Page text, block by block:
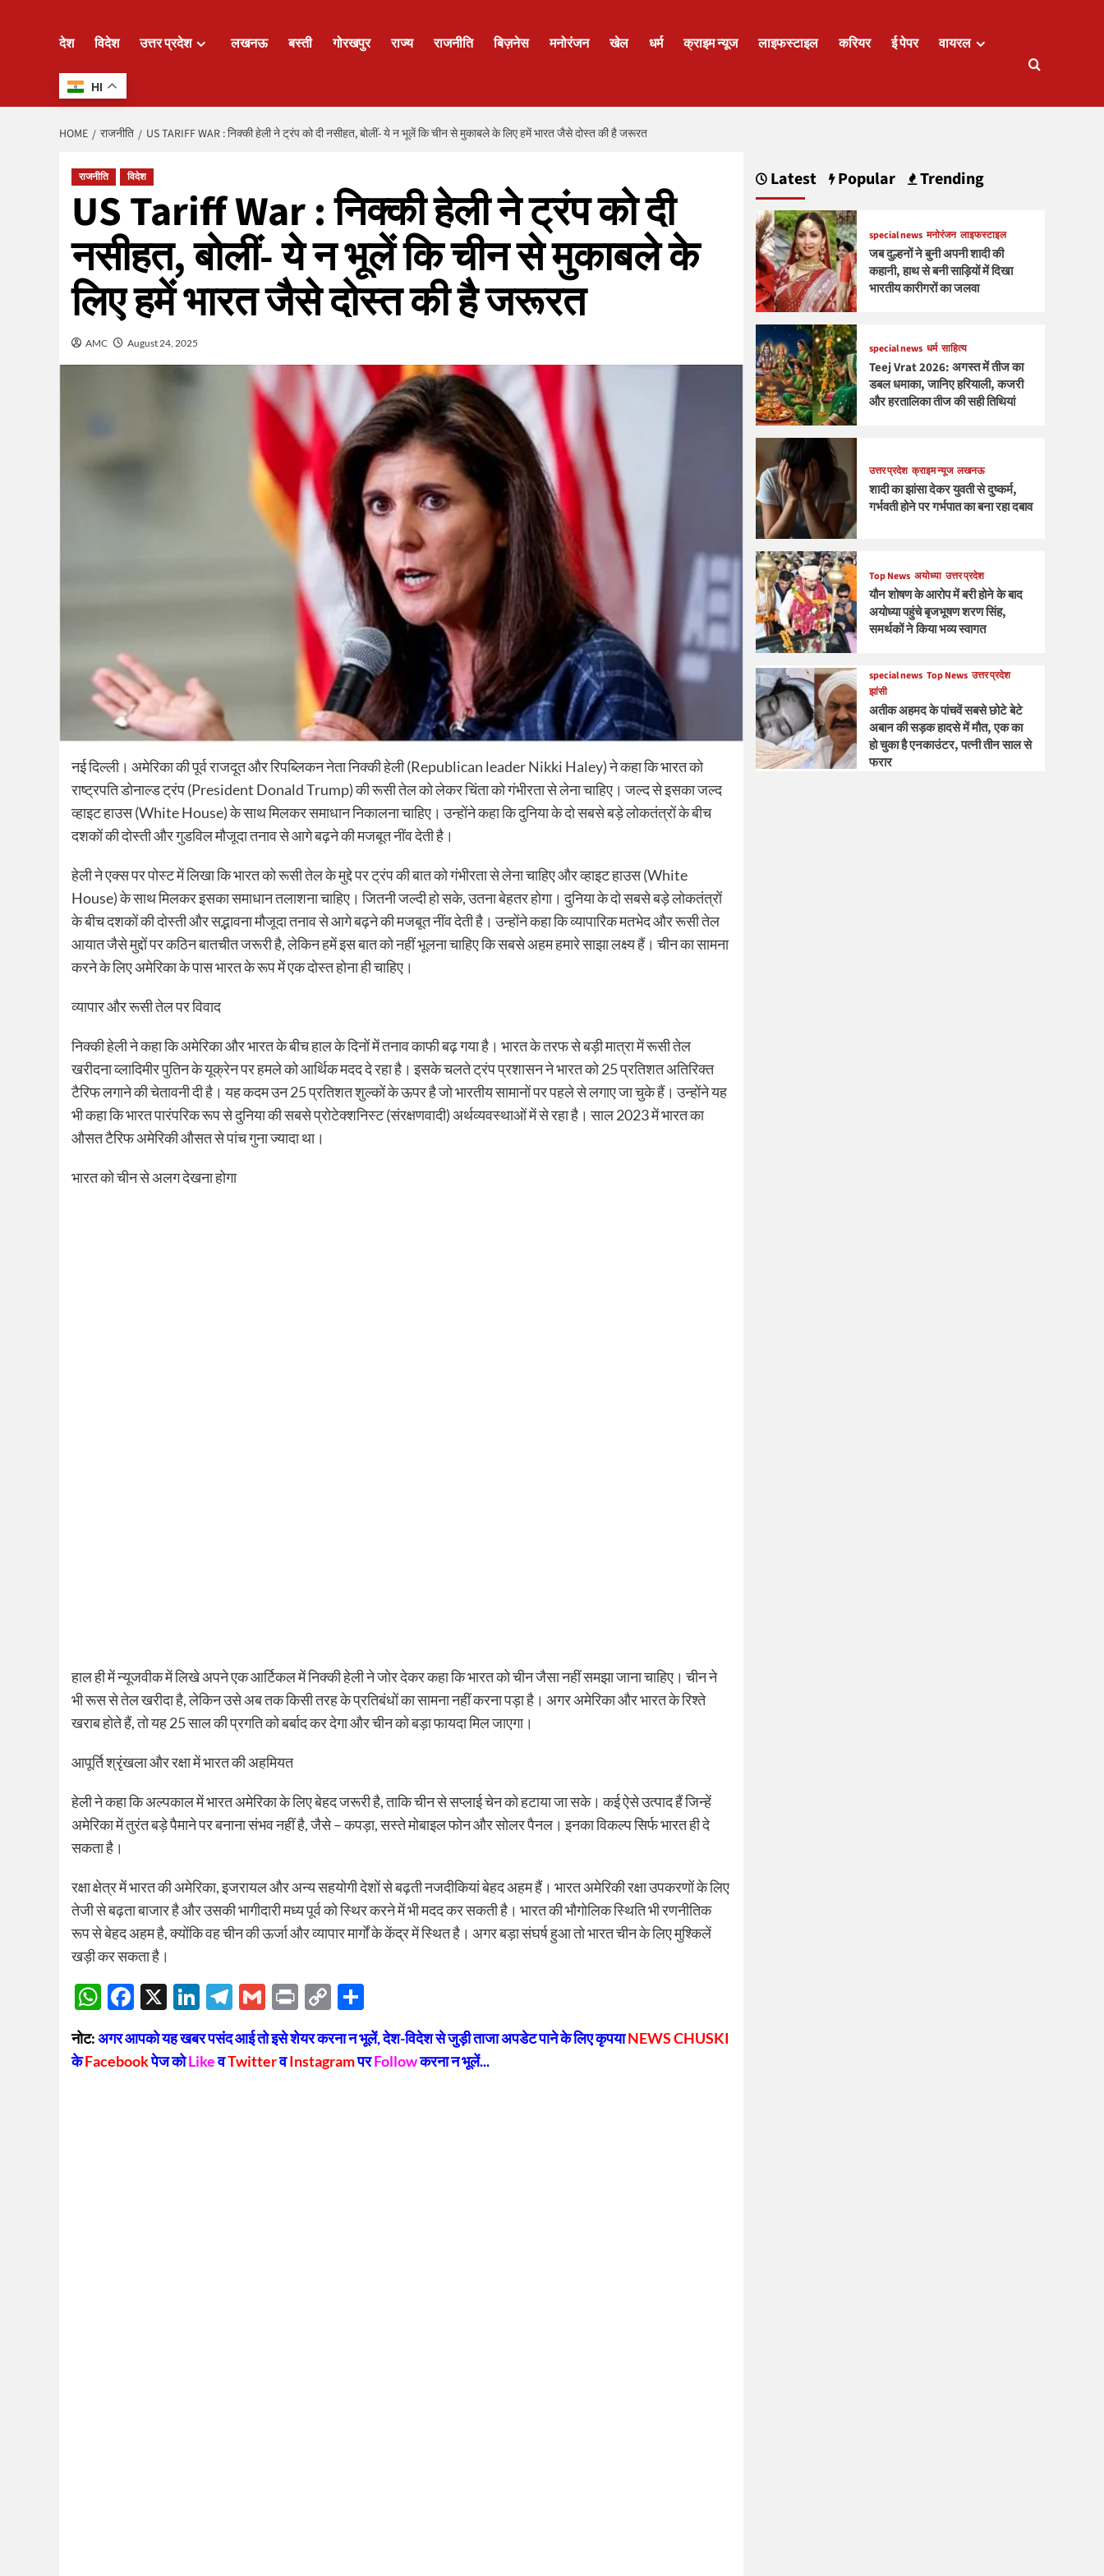
देश विदेश उत्तर प्रदेश लखनऊ बस्ती गोरखपुर राज्य राजनीति बिज़नेस मनोरंजन खेल धर्म क्राइम न्यूज लाइफस्टाइल करियर ई पेपर वायरल
HI
HOME राजनीति US TARIFF WAR : निक्की हेली ने ट्रंप को दी नसीहत, बोलीं- ये न भूलें कि चीन से मुकाबले के लिए हमें भारत जैसे दोस्त की है जरूरत
राजनीति विदेश
US Tariff War : निक्की हेली ने ट्रंप को दी
नसीहत, बोलीं- ये न भूलें कि चीन से मुकाबले के
लिए हमें भारत जैसे दोस्त की है जरूरत
AMC August 24, 2025
नई दिल्ली। अमेरिका की पूर्व राजदूत और रिपब्लिकन नेता निक्की हेली (Republican leader Nikki Haley) ने कहा कि भारत को
राष्ट्रपति डोनाल्ड ट्रंप (President Donald Trump) की रूसी तेल को लेकर चिंता को गंभीरता से लेना चाहिए। जल्द से इसका जल्द
व्हाइट हाउस (White House) के साथ मिलकर समाधान निकालना चाहिए। उन्होंने कहा कि दुनिया के दो सबसे बड़े लोकतंत्रों के बीच
दशकों की दोस्ती और गुडविल मौजूदा तनाव से आगे बढ़ने की मजबूत नींव देती है।
हेली ने एक्स पर पोस्ट में लिखा कि भारत को रूसी तेल के मुद्दे पर ट्रंप की बात को गंभीरता से लेना चाहिए और व्हाइट हाउस (White
House) के साथ मिलकर इसका समाधान तलाशना चाहिए। जितनी जल्दी हो सके, उतना बेहतर होगा। दुनिया के दो सबसे बड़े लोकतंत्रों
के बीच दशकों की दोस्ती और सद्भावना मौजूदा तनाव से आगे बढ़ने की मजबूत नींव देती है। उन्होंने कहा कि व्यापारिक मतभेद और रूसी तेल
आयात जैसे मुद्दों पर कठिन बातचीत जरूरी है, लेकिन हमें इस बात को नहीं भूलना चाहिए कि सबसे अहम हमारे साझा लक्ष्य हैं। चीन का सामना
करने के लिए अमेरिका के पास भारत के रूप में एक दोस्त होना ही चाहिए।
व्यापार और रूसी तेल पर विवाद
निक्की हेली ने कहा कि अमेरिका और भारत के बीच हाल के दिनों में तनाव काफी बढ़ गया है। भारत के तरफ से बड़ी मात्रा में रूसी तेल
खरीदना व्लादिमीर पुतिन के यूक्रेन पर हमले को आर्थिक मदद दे रहा है। इसके चलते ट्रंप प्रशासन ने भारत को 25 प्रतिशत अतिरिक्त
टैरिफ लगाने की चेतावनी दी है। यह कदम उन 25 प्रतिशत शुल्कों के ऊपर है जो भारतीय सामानों पर पहले से लगाए जा चुके हैं। उन्होंने यह
भी कहा कि भारत पारंपरिक रूप से दुनिया की सबसे प्रोटेक्शनिस्ट (संरक्षणवादी) अर्थव्यवस्थाओं में से रहा है। साल 2023 में भारत का
औसत टैरिफ अमेरिकी औसत से पांच गुना ज्यादा था।
भारत को चीन से अलग देखना होगा
हाल ही में न्यूजवीक में लिखे अपने एक आर्टिकल में निक्की हेली ने जोर देकर कहा कि भारत को चीन जैसा नहीं समझा जाना चाहिए। चीन ने
भी रूस से तेल खरीदा है, लेकिन उसे अब तक किसी तरह के प्रतिबंधों का सामना नहीं करना पड़ा है। अगर अमेरिका और भारत के रिश्ते
खराब होते हैं, तो यह 25 साल की प्रगति को बर्बाद कर देगा और चीन को बड़ा फायदा मिल जाएगा।
आपूर्ति श्रृंखला और रक्षा में भारत की अहमियत
हेली ने कहा कि अल्पकाल में भारत अमेरिका के लिए बेहद जरूरी है, ताकि चीन से सप्लाई चेन को हटाया जा सके। कई ऐसे उत्पाद हैं जिन्हें
अमेरिका में तुरंत बड़े पैमाने पर बनाना संभव नहीं है, जैसे – कपड़ा, सस्ते मोबाइल फोन और सोलर पैनल। इनका विकल्प सिर्फ भारत ही दे
सकता है।
रक्षा क्षेत्र में भारत की अमेरिका, इजरायल और अन्य सहयोगी देशों से बढ़ती नजदीकियां बेहद अहम हैं। भारत अमेरिकी रक्षा उपकरणों के लिए
तेजी से बढ़ता बाजार है और उसकी भागीदारी मध्य पूर्व को स्थिर करने में भी मदद कर सकती है। भारत की भौगोलिक स्थिति भी रणनीतिक
रूप से बेहद अहम है, क्योंकि वह चीन की ऊर्जा और व्यापार मार्गों के केंद्र में स्थित है। अगर बड़ा संघर्ष हुआ तो भारत चीन के लिए मुश्किलें
खड़ी कर सकता है।
WhatsApp
Facebook
X LinkedIn
Telegram
GmailPrintCopy
Link
नोट:अगर आपको यह खबर पसंद आई तो इसे शेयर करना न भूलें, देश-विदेश से जुड़ी ताजा अपडेट पाने के लिए कृपयाNEWS CHUSKI
केFacebookपेज कोLikeवTwitterवInstagramपरFollowकरना न भूलें...
Latest Popular Trending
special news मनोरंजन लाइफस्टाइल
जब दुल्हनों ने बुनी अपनी शादी की
कहानी, हाथ से बनी साड़ियों में दिखा
भारतीय कारीगरों का जलवा
special news धर्म साहित्य
Teej Vrat 2026: अगस्त में तीज का
डबल धमाका, जानिए हरियाली, कजरी
और हरतालिका तीज की सही तिथियां
उत्तर प्रदेश क्राइम न्यूज लखनऊ
शादी का झांसा देकर युवती से दुष्कर्म,
गर्भवती होने पर गर्भपात का बना रहा दबाव
Top News अयोध्या उत्तर प्रदेश
यौन शोषण के आरोप में बरी होने के बाद
अयोध्या पहुंचे बृजभूषण शरण सिंह,
समर्थकों ने किया भव्य स्वागत
special news Top News उत्तर प्रदेश
झांसी
अतीक अहमद के पांचवें सबसे छोटे बेटे
अबान की सड़क हादसे में मौत, एक का
हो चुका है एनकाउंटर, पत्नी तीन साल से
फरार